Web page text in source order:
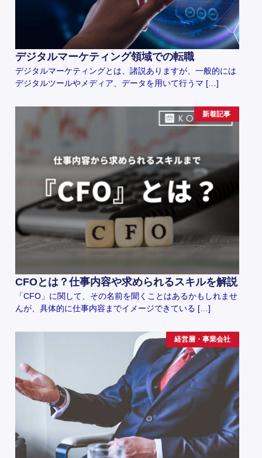
デジタルマーケティング領域での転職
デジタルマーケティングとは、諸説ありますが、一般的には
デジタルツールやメディア、データを用いて行うマ […]
新着記事
CFOとは？仕事内容や求められるスキルを解説
「CFO」に関して、その名前を聞くことはあるかもしれませ
んが、具体的に仕事内容までイメージできている […]
経営層・事業会社